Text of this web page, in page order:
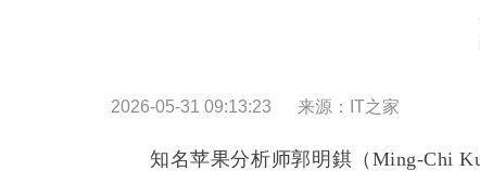
2026-05-31 09:13:23 来源： IT之家
知名苹果分析师郭明錤（Ming-Chi